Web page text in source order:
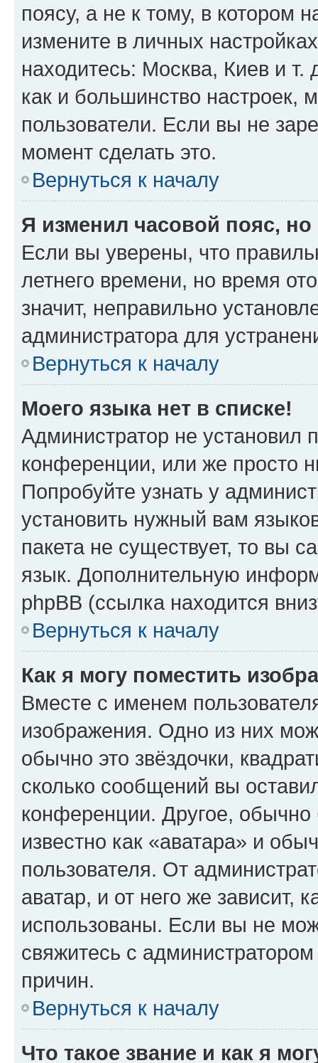
поясу, а не к тому, в котором
измените в личных
находитесь: Москва, Киев и т.
как и большинство настроек,
пользователи. Если вы не
момент сделать это.
Вернуться к началу
Я изменил часовой пояс,
Если вы уверены, что
летнего времени, но время
значит, неправильно
администратора для
Вернуться к началу
Моего языка нет в списке!
Администратор не установил
конференции, или же просто
Попробуйте узнать у
установить нужный вам
пакета не существует, то вы
язык. Дополнительную
phpBB (ссылка находится
Вернуться к началу
Как я могу поместить
Вместе с именем
изображения. Одно из них
обычно это звёздочки,
сколько сообщений вы
конференции. Другое,
известно как «аватара» и
пользователя. От
аватар, и от него же зависит,
использованы. Если вы не
свяжитесь с
причин.
Вернуться к началу
Что такое звание и как я